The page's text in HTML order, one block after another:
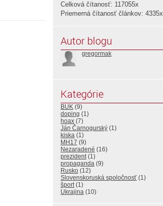
Celková čítanosť: 117055x
Priemerná čítanosť článkov: 4335x
Autor blogu
gregormak
Kategórie
BUK (9)
doping (1)
hoax (7)
Ján Čarnogurský (1)
kiska (1)
MH17 (9)
Nezaradené (16)
prezident(1)
propaganda (9)
Rusko (12)
Slovenskoruská spoločnosť (1)
šport(1)
Ukrajina (10)